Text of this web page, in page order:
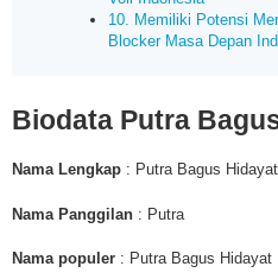
10. Memiliki Potensi
Blocker Masa Depan
Biodata Putra
Nama Lengkap : Putra Bagus
Nama Panggilan : Putra
Nama populer : Putra Bagus Hidayat